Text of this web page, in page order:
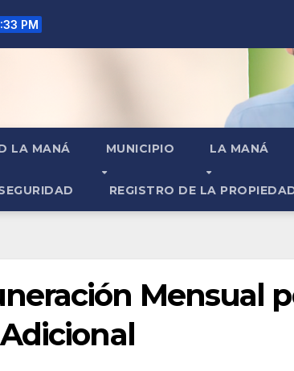
PM
LA MANÁ MUNICIPIO LA MANÁ
REGISTRO DE LA
Mensual